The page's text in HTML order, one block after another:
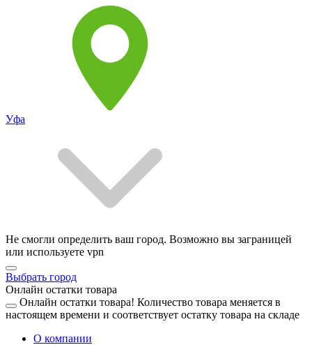
Уфа
Не смогли определить ваш город. Возможно вы заграницей
или используете vpn
Выбрать город
Онлайн остатки товара
Онлайн остатки товара! Количество товара меняется в
настоящем времени и соответствует остатку товара на складе
О компании